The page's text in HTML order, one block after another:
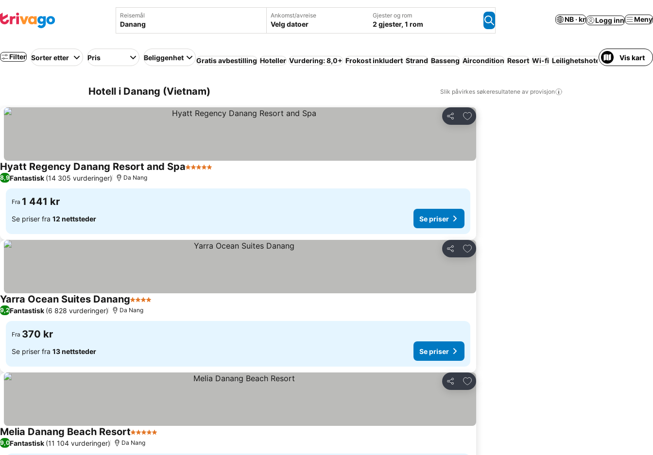
Reisemål Ankomst/avreise
Velg datoer
Gjester og rom
2 gjester, 1 rom
NB · kr Logg inn Meny
Filter Sorter etter Pris Beliggenhet Gratis avbestilling Hoteller Vurdering: 8,0+ Frokost inkludert Strand Basseng Aircondition Resort Wi-fi Leilighetshotell Vis kart
Hotell i Danang (Vietnam) Slik påvirkes søkeresultatene av provisjon
Del
Legg til i favoritter
Hyatt Regency Danang Resort and Spa5 Stjerner
8,9Fantastisk (14 305 vurderinger) Da Nang
Fra 1 441 kr
Se priser fra 12 nettsteder Se priser
Del
Legg til i favoritter
Yarra Ocean Suites Danang4 Stjerner
9,2Fantastisk (6 828 vurderinger) Da Nang
Fra 370 kr
Se priser fra 13 nettsteder Se priser
Del
Legg til i favoritter
Melia Danang Beach Resort5 Stjerner
9,0Fantastisk (11 104 vurderinger) Da Nang